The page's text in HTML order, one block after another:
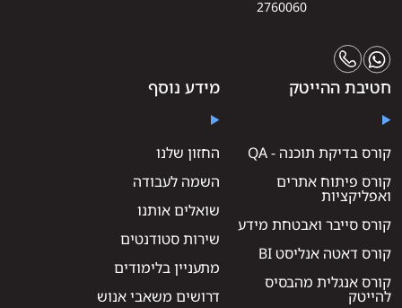
2760060
חטיבת ההייטק
קורס בדיקת תוכנה - QA
קורס פיתוח אתרים
ואפליקציות
קורס סייבר ואבטחת מידע
קורס דאטה אנליסט BI
קורס אנגלית מהבסיס
להייטק
מידע נוסף
החזון שלנו
השמה לעבודה
שואלים אותנו
שירות סטודנטים
מתעניין בלימודים
דרושים משאבי אנוש